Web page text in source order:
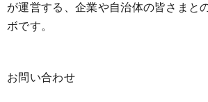
が運営する、企業や自治体の皆さまと
ボです。
お問い合わせ